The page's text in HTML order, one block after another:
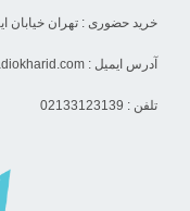
خرید حضوری : تهران خیابان
آدرس ایمیل :
تلفن : 02133123139